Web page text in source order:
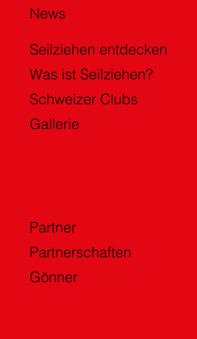
Partner
Partnerschaften
Gönner
Seilziehen entdecken
Was ist Seilziehen?
Schweizer Clubs
Gallerie
News